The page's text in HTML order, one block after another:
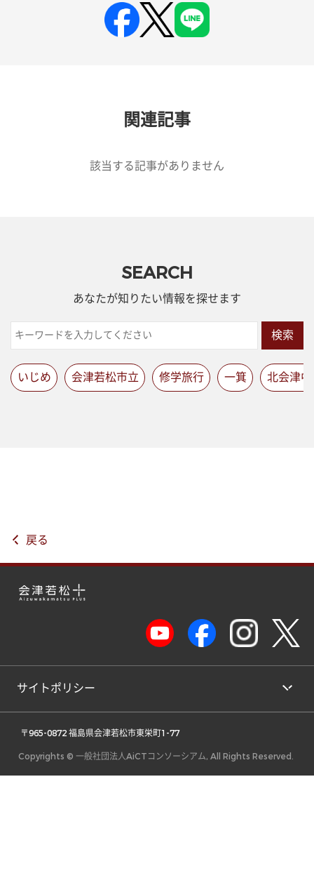
関連記事
該当する記事がありません
SEARCH
あなたが知りたい情報を探せます
検索
いじめ 会津若松市立 修学旅行 一箕 北会津中
戻る
サイトポリシー
〒965-0872 福島県会津若松市東栄町1-77
Copyrights © 一般社団法人AiCTコンソーシアム, All Rights Reserved.